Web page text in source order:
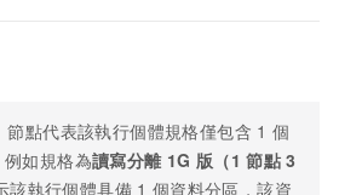
節點代表該執行個體規格僅包含 1 個
如規格為讀寫分離 1G 版（1 節點 3
該執行個體具備 1 個資料分區，該資